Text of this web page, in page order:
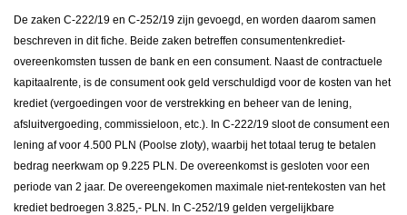
De zaken C-222/19 en C-252/19 zijn gevoegd, en worden daarom samen
beschreven in dit fiche. Beide zaken betreffen consumentenkrediet-
overeenkomsten tussen de bank en een consument. Naast de contractuele
kapitaalrente, is de consument ook geld verschuldigd voor de kosten van het
krediet (vergoedingen voor de verstrekking en beheer van de lening,
afsluitvergoeding, commissieloon, etc.). In C-222/19 sloot de consument een
lening af voor 4.500 PLN (Poolse zloty), waarbij het totaal terug te betalen
bedrag neerkwam op 9.225 PLN. De overeenkomst is gesloten voor een
periode van 2 jaar. De overeengekomen maximale niet-rentekosten van het
krediet bedroegen 3.825,- PLN. In C-252/19 gelden vergelijkbare